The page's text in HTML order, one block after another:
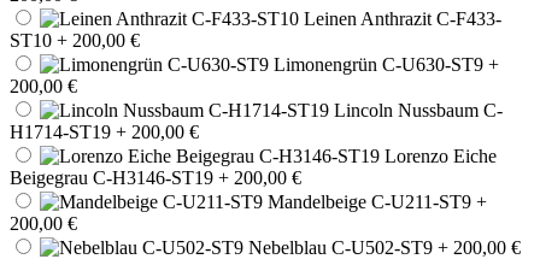
Leinen Anthrazit C-F433-
ST10 + 200,00 €
Limonengrün C-U630-ST9 +
200,00 €
Lincoln Nussbaum C-
H1714-ST19 + 200,00 €
Lorenzo Eiche
Beigegrau C-H3146-ST19 + 200,00 €
Mandelbeige C-U211-ST9 +
200,00 €
Nebelblau C-U502-ST9 + 200,00 €